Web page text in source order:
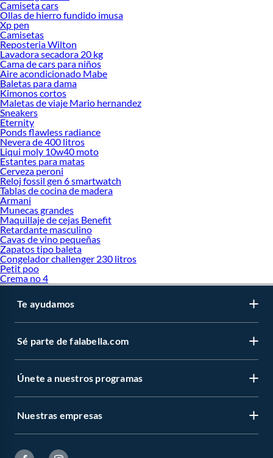
Camiseta cars
Ollas de hierro fundido imusa
Xp pen
Camisetas
Reposteria Wilton
Lavadora secadora 20 kg
Cama de cars para niños
Aire acondicionado Mabe
Baletas para dama
Kimonos cortos
Maletas de viaje Mario hernandez
Sneakers
Eternity
Ponds flawless radiance
Nevera de 400 litros
Liqui moly 10w40 moto
Estantes para matas
Cerveza peroni
Reloj fossil gen 6 smartwatch
Tablas de cocina de madera
Armani
Munecas grandes
Maquillaje de cejas Benefit
Retardante masculino
Cavas de vino pequeñas
Zapatos tipo baleta
Congelador challenger 230 litros
Petit poo
Crema no 4
Te ayudamos
Sé parte de falabella.com
Únete a nuestros programas
Nuestras empresas